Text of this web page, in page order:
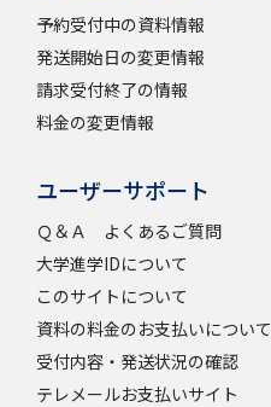
強い大学特集
予約受付中の資料情報
発送開始日の変更情報
請求受付終了の情報
料金の変更情報
ユーザーサポート
Ｑ＆Ａ よくあるご質問
大学進学IDについて
このサイトについて
資料の料金のお支払いについて
受付内容・発送状況の確認
テレメールお支払いサイト